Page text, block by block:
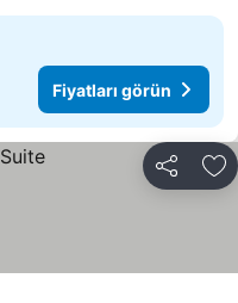
Fiyatları görün
Paylaş